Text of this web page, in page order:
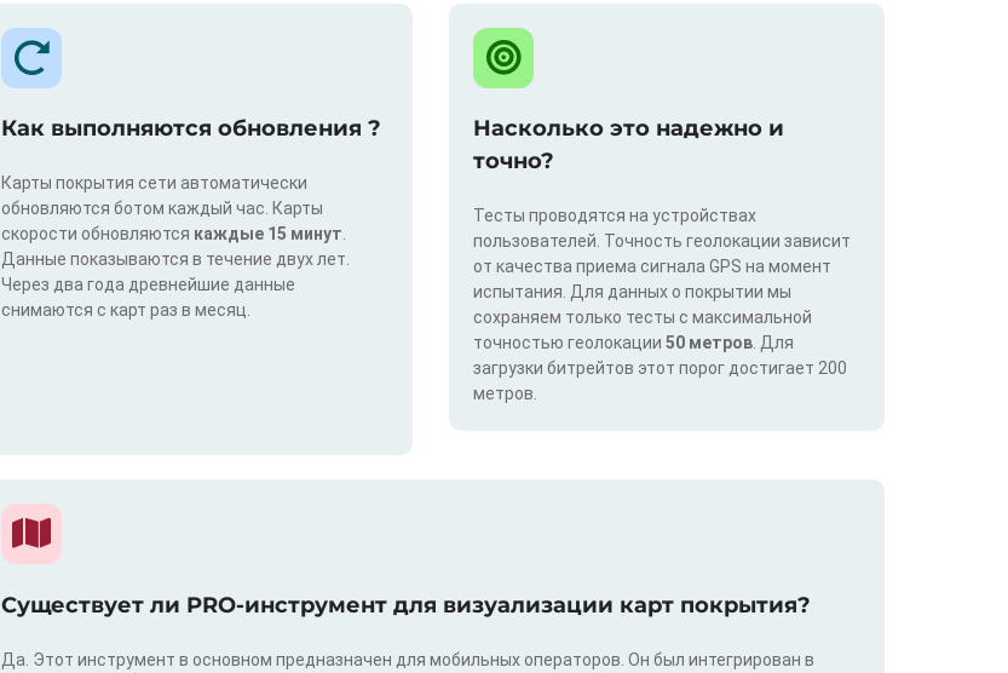
Как выполняются обновления ?
Карты покрытия сети автоматически
обновляются ботом каждый час. Карты
скорости обновляются каждые 15 минут
Данные показываются в течение двух лет.
Через два года древнейшие данные
снимаются с карт раз в месяц.
Насколько это надежно и
точно?
Тесты проводятся на устройствах
пользователей. Точность геолокации зависит
от качества приема сигнала GPS на момент
испытания. Для данных о покрытии мы
сохраняем только тесты с максимальной
точностью геолокации 50 метров . Для
загрузки битрейтов этот порог достигает 200
метров.
Существует ли PRO-инструмент для визуализации карт покрытия?
Да. Этот инструмент в основном предназначен для мобильных операторов. Он был интегрирован в